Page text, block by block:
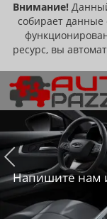
Внимание!
собирает данные
ресурс, вы
Напишите нам